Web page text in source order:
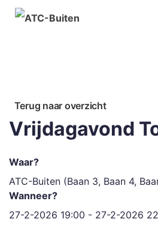
Terug naar overzicht
Vrijdagavond
Waar?
ATC-Buiten (Baan 3, Baan 4,
Wanneer?
27-2-2026 19:00 - 27-2-2026